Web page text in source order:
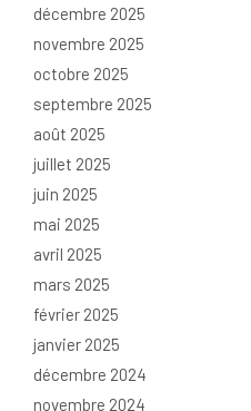
décembre 2025
novembre 2025
octobre 2025
septembre 2025
août 2025
juillet 2025
juin 2025
mai 2025
avril 2025
mars 2025
février 2025
janvier 2025
décembre 2024
novembre 2024